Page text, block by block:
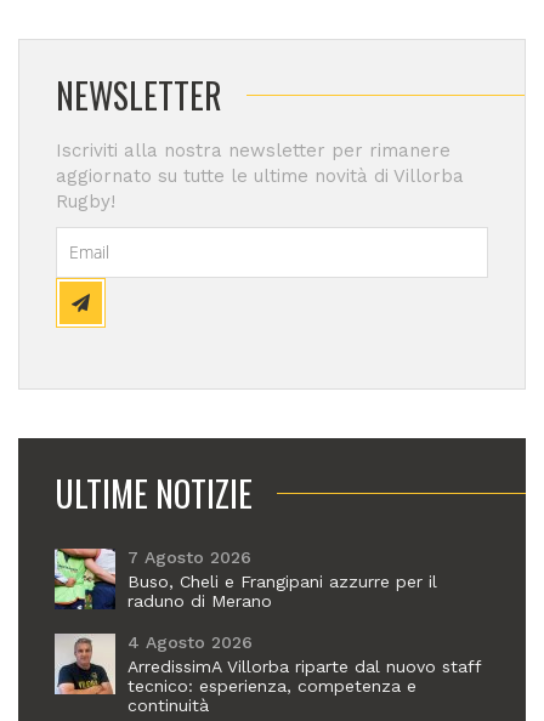
NEWSLETTER
Iscriviti alla nostra newsletter per rimanere
aggiornato su tutte le ultime novità di Villorba
Rugby!
ULTIME NOTIZIE
7 Agosto 2026
Buso, Cheli e Frangipani azzurre per il
raduno di Merano
4 Agosto 2026
ArredissimA Villorba riparte dal nuovo staff
tecnico: esperienza, competenza e
continuità